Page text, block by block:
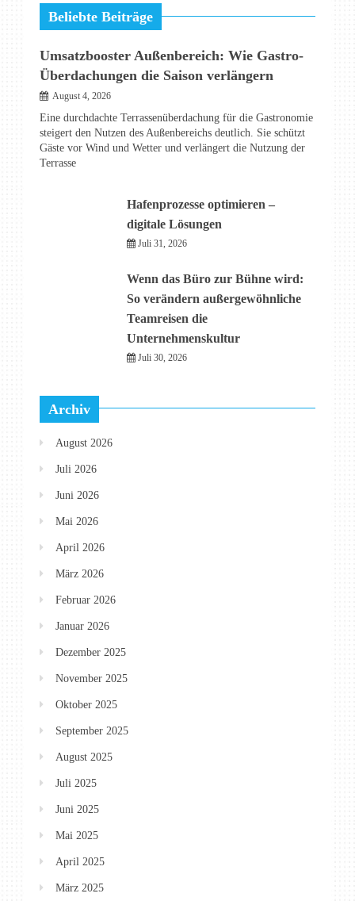
Beliebte Beiträge
Umsatzbooster Außenbereich: Wie Gastro-
Überdachungen die Saison verlängern
August 4, 2026
Eine durchdachte Terrassenüberdachung für die Gastronomie
steigert den Nutzen des Außenbereichs deutlich. Sie schützt
Gäste vor Wind und Wetter und verlängert die Nutzung der
Terrasse
Hafenprozesse optimieren –
digitale Lösungen
Juli 31, 2026
Wenn das Büro zur Bühne wird:
So verändern außergewöhnliche
Teamreisen die
Unternehmenskultur
Juli 30, 2026
Archiv
August 2026
Juli 2026
Juni 2026
Mai 2026
April 2026
März 2026
Februar 2026
Januar 2026
Dezember 2025
November 2025
Oktober 2025
September 2025
August 2025
Juli 2025
Juni 2025
Mai 2025
April 2025
März 2025